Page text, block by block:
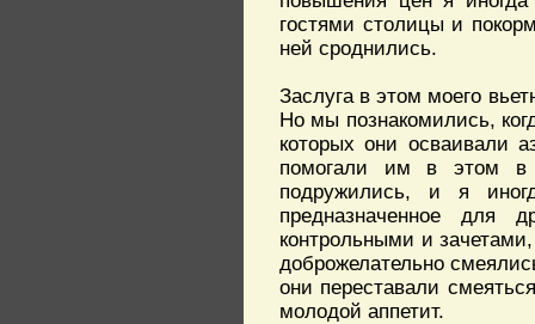
гостями столицы и
ней сроднились.
Заслуга в этом моего
Но мы познакомились,
которых они осваивали
помогали им в этом в
подружились, и я
предназначенное для
контрольными и
доброжелательно
они переставали
молодой аппетит.